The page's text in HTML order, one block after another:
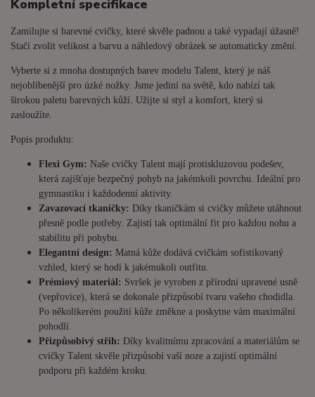
Kompletní specifikace
Zamilujte si barevné cvičky, které skvěle padnou a také vypadají úžasně!
Stačí zvolit velikost a barvu a náhledový obrázek se automaticky změní.
Vyberte si z mnoha dostupných barev modelu Talent, který je náš
nejoblíbenější pro úzké nožky. Jsme jediní na světě, kdo nabízí tak
širokou paletu barevných kůží. Užijte si styl a komfort, který si
zasloužíte.
Popis produktu:
Flexi Gym: Naše cvičky Talent mají protiskluzovou podešev,
která zajišťuje bezpečný pohyb na jakémkoli povrchu. Ideální pro
gymnastiku i každodenní aktivity.
Zavazovací tkaničky: Díky tkaničkám si cvičky můžete utáhnout
přesně podle potřeby. Zajistí tak optimální fit pro každou nohu a
stabilitu při pohybu.
Elegantní design: Matná kůže dodává cvičkám sofistikovaný
vzhled, který se hodí k jakémukoli outfitu.
Prémiový materiál: Svršek je vyroben z přírodní upravené usně
(vepřovice), která se dokonale přizpůsobí tvaru vašeho chodidla.
Po několikerém použití kůže změkne a poskytne vám maximální
pohodlí.
Přizpůsobivý střih: Díky kvalitnímu zpracování a materiálům se
cvičky Talent skvěle přizpůsobí vaší noze a zajistí optimální
podporu při každém kroku.